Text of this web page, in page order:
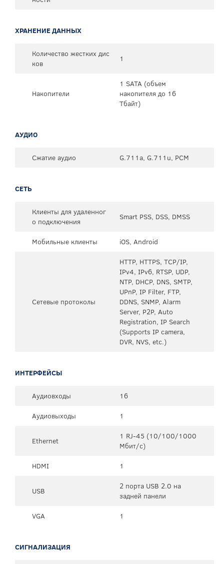
ХРАНЕНИЕ ДАННЫХ
Количество жестких дис
ков
1
Накопители
1 SATA (объем
накопителя до 16
Тбайт)
АУДИО
Сжатие аудио G.711a, G.711u, PCM
СЕТЬ
Клиенты для удаленног
о подключения
Smart PSS, DSS, DMSS
Мобильные клиенты iOS, Android
Сетевые протоколы
HTTP, HTTPS, TCP/IP,
IPv4, IPv6, RTSP, UDP,
NTP, DHCP, DNS, SMTP,
UPnP, IP Filter, FTP,
DDNS, SNMP, Alarm
Server, P2P, Auto
Registration, IP Search
(Supports IP camera,
DVR, NVS, etc.)
ИНТЕРФЕЙСЫ
Аудиовходы
16
Аудиовыходы
1
Ethernet
1 RJ-45 (10/100/1000
Мбит/с)
HDMI
1
USB
2 порта USB 2.0 на
задней панели
VGA
1
СИГНАЛИЗАЦИЯ